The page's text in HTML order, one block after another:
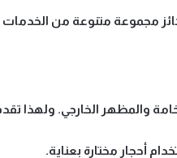
مجموعة متنوعة من الخدمات
والمظهر الخارجي. ولهذا
أحجار مختارة بعناية.